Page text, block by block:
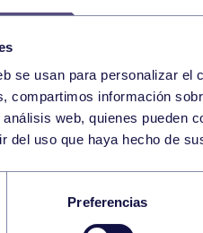
se usan para personalizar
compartimos información
web, quienes pueden
del uso que haya hecho de
Preferencias
13
WOD 12:00-12:30
15 JUNIO 2026